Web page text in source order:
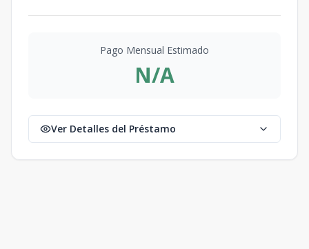
Pago Mensual Estimado
N/A
Ver Detalles del Préstamo